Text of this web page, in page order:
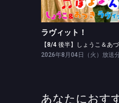
ラヴィット！
【8/4 後半】しょうこ＆あ
2026年8月04日（火）放送
あなたにおす